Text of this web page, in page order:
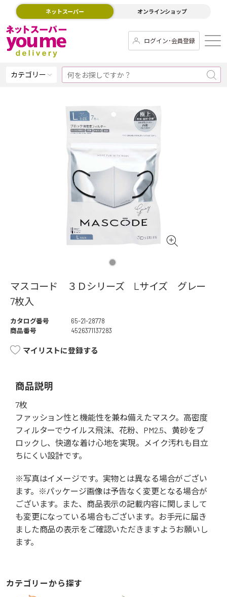
ネットスーパー オンラインショップ
ログイン･会員登録
カテゴリー
マスコード ３Ｄシリーズ Lサイズ グレー
7枚入
カタログ番号
65-21-28778
商品番号
4526371137283
マイリストに登録する
商品説明
7枚
ファッション性と機能性を兼ね備えたマスク。高密度
フィルターでウイルス飛沫、花粉、PM2.5、黄砂をブ
ロックし、快適な着け心地を実現。メイク汚れも目立
ちにくい設計です。
※写真はイメージです。実物とは異なる場合がござい
ます。※パッケージ画像は予告なく変更となる場合が
ございます。また、商品表示の記載内容に関しまして
も変更になっている場合もございます。お手元に届き
ました商品の表示をご確認いただきますようお願いし
ます。
カテゴリーから探す